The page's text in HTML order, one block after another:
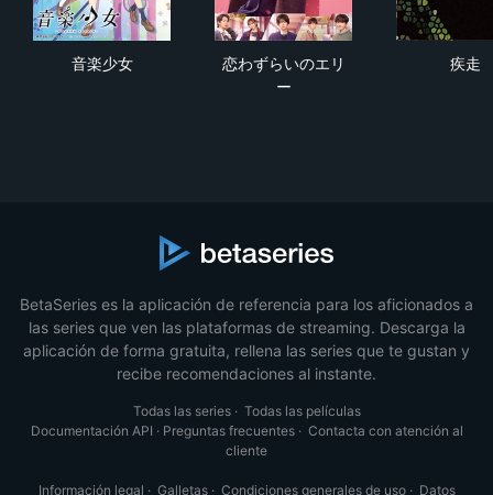
音楽少女
恋わずらいのエリ
ー
疾走
BetaSeries es la aplicación de referencia para los aficionados a
las series que ven las plataformas de streaming. Descarga la
aplicación de forma gratuita, rellena las series que te gustan y
recibe recomendaciones al instante.
Todas las series· Todas las películas
Documentación API · Preguntas frecuentes· Contacta con atención al
cliente
Información legal · Galletas· Condiciones generales de uso· Datos